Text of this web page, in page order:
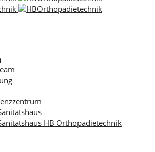
HB Orthopädietechnik